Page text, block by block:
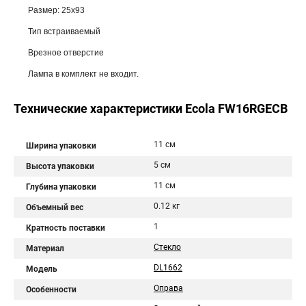
Размер: 25x93
Тип встраиваемый
Врезное отверстие
Лампа в комплект не входит.
Технические характеристики Ecola FW16RGECB
Ширина упаковки 11 см
Высота упаковки 5 см
Глубина упаковки 11 см
Объемный вес 0.12 кг
Кратность поставки 1
Материал Стекло
Модель DL1662
Особенности Оправа